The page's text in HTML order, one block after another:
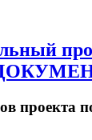
проекта